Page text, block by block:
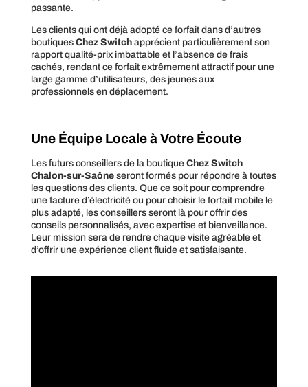
passante.
Les clients qui ont déjà adopté ce forfait dans d’autres
boutiques Chez Switchapprécient particulièrement son
rapport qualité-prix imbattable et l’absence de frais
cachés, rendant ce forfait extrêmement attractif pour une
large gamme d’utilisateurs, des jeunes aux
professionnels en déplacement.
Une Équipe Locale à Votre Écoute
Les futurs conseillers de la boutique Chez Switch
Chalon-sur-Saôneseront formés pour répondre à toutes
les questions des clients. Que ce soit pour comprendre
une facture d’électricité ou pour choisir le forfait mobile le
plus adapté, les conseillers seront là pour offrir des
conseils personnalisés, avec expertise et bienveillance.
Leur mission sera de rendre chaque visite agréable et
d’offrir une expérience client fluide et satisfaisante.